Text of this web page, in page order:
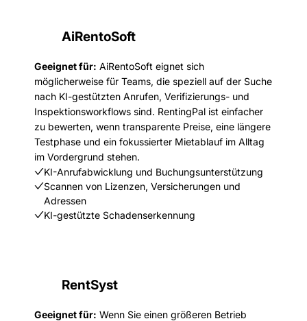
AiRentoSoft
Geeignet für: AiRentoSoft eignet sich
möglicherweise für Teams, die speziell auf der Suche
nach KI-gestützten Anrufen, Verifizierungs- und
Inspektionsworkflows sind. RentingPal ist einfacher
zu bewerten, wenn transparente Preise, eine längere
Testphase und ein fokussierter Mietablauf im Alltag
im Vordergrund stehen.
KI-Anrufabwicklung und Buchungsunterstützung
Scannen von Lizenzen, Versicherungen und
Adressen
KI-gestützte Schadenserkennung
RentSyst
Geeignet für: Wenn Sie einen größeren Betrieb